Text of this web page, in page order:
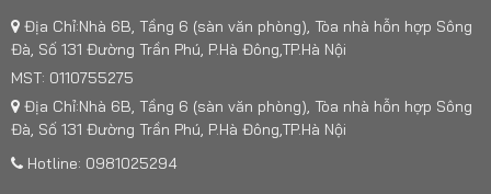
Địa Chỉ:Nhà 6B, Tầng 6 (sàn văn phòng), Tòa nhà hỗn hợp Sông
Đà, Số 131 Đường Trần Phú, P.Hà Đông,TP.Hà Nội
MST: 0110755275
Địa Chỉ:Nhà 6B, Tầng 6 (sàn văn phòng), Tòa nhà hỗn hợp Sông
Đà, Số 131 Đường Trần Phú, P.Hà Đông,TP.Hà Nội
Hotline: 0981025294